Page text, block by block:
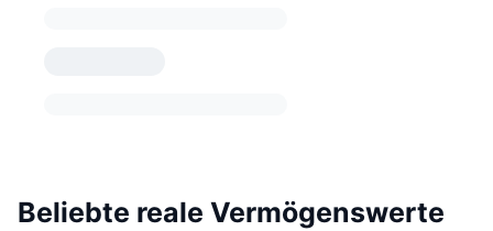
Beliebte reale Vermögenswerte